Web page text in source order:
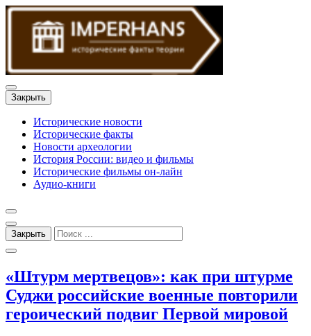
Закрыть
Исторические новости
Исторические факты
Новости археологии
История России: видео и фильмы
Исторические фильмы он-лайн
Аудио-книги
Закрыть
«Штурм мертвецов»: как при штурме
Суджи российские военные повторили
героический подвиг Первой мировой